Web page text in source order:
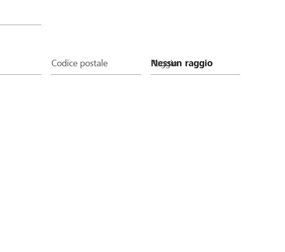
Codice postale Raggio